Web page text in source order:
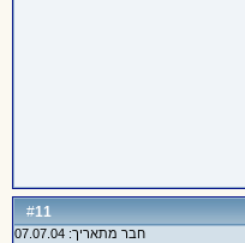
#
11
חבר מתאריך: 07.07.04